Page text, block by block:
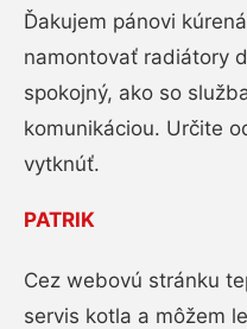
Ďakujem pánovi
namontovať radiátory
spokojný, ako so
komunikáciou. Určite
vytknúť.
PATRIK
Cez webovú stránku
servis kotla a môžem